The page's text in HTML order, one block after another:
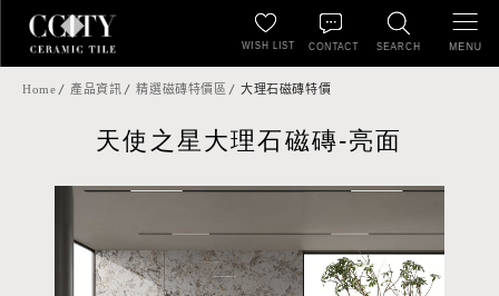
SEARCH
WISH LIST CONTACT MENU
Home 產品資訊 精選磁磚特價區 大理石磁磚特價
天使之星大理石磁磚-亮面